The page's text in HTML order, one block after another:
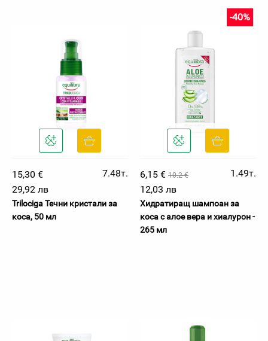
15,30 €
7.48т.
29,92 лв
Trilociga Течни кристали за
коса, 50 мл
6,15 € 10.2 €
-40%
1.49т.
12,03 лв
Хидратиращ шампоан за
коса с алое вера и хиалурон -
265 мл